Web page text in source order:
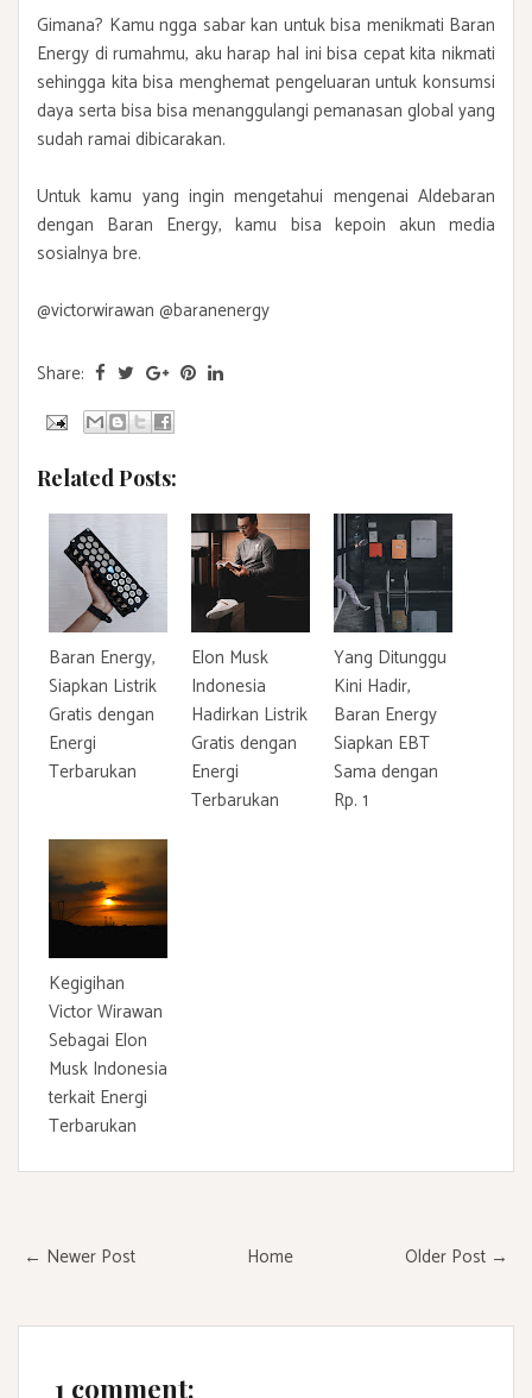
Gimana? Kamu ngga sabar kan untuk bisa menikmati Baran
Energy di rumahmu, aku harap hal ini bisa cepat kita nikmati
sehingga kita bisa menghemat pengeluaran untuk konsumsi
daya serta bisa bisa menanggulangi pemanasan global yang
sudah ramai dibicarakan.
Untuk kamu yang ingin mengetahui mengenai Aldebaran
dengan Baran Energy, kamu bisa kepoin akun media
sosialnya bre.
@victorwirawan @baranenergy
Share:
Related Posts:
Baran Energy,
Siapkan Listrik
Gratis dengan
Energi
Terbarukan
Elon Musk
Indonesia
Hadirkan Listrik
Gratis dengan
Energi
Terbarukan
Yang Ditunggu
Kini Hadir,
Baran Energy
Siapkan EBT
Sama dengan
Rp. 1
Kegigihan
Victor Wirawan
Sebagai Elon
Musk Indonesia
terkait Energi
Terbarukan
← Newer Post Older Post →
Home
1 comment: